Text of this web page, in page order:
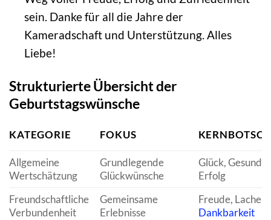
sein. Danke für all die Jahre der
Kameradschaft und Unterstützung. Alles
Liebe!
Strukturierte Übersicht der
Geburtstagswünsche
KATEGORIE FOKUS
Allgemeine
Wertschätzung
Grundlegende
Glückwünsche
Glück,
Erfolg
Freundschaftliche
Verbundenheit
Gemeinsame
Erlebnisse
Freude, Lachen,
Dankbarkeit